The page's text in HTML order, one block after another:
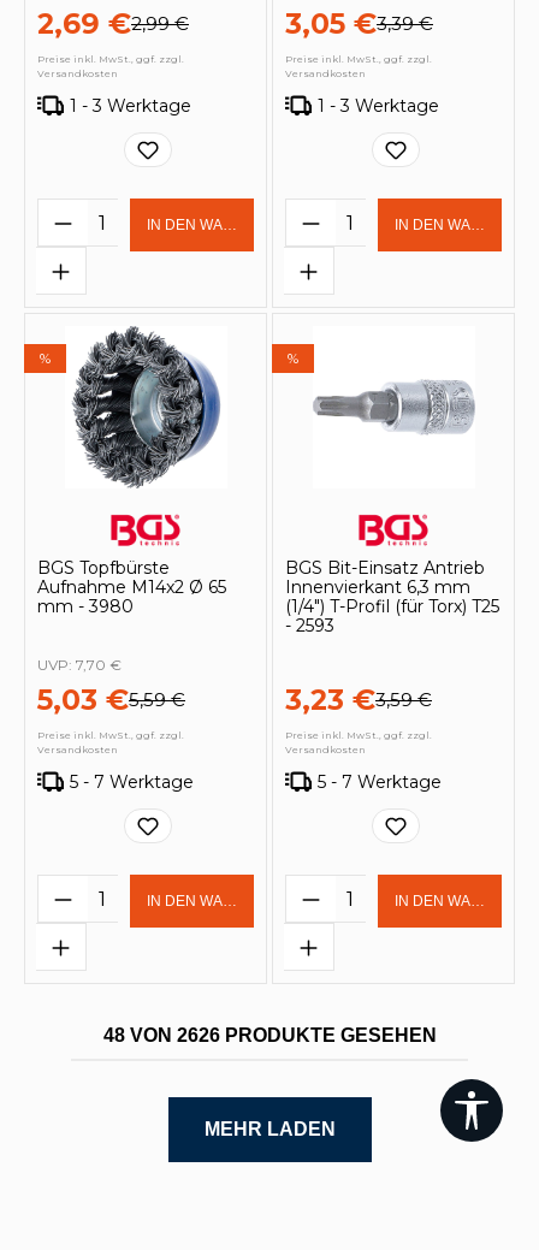
2,69 €2,99 €
Preise inkl. MwSt., ggf. zzgl.
Versandkosten
1 - 3 Werktage
Produkt Anzahl: Gib den
IN DEN WARENKORB
3,05 €3,39 €
Preise inkl. MwSt., ggf. zzgl.
Versandkosten
1 - 3 Werktage
Produkt Anzahl:
IN DEN
%
BGS Topfbürste
Aufnahme M14x2 Ø 65
mm - 3980
5,03 €5,59 €
UVP: 7,70 €
Preise inkl. MwSt., ggf. zzgl.
Versandkosten
5 - 7 Werktage
Produkt Anzahl: Gib den
IN DEN WARENKORB
%
BGS Bit-Einsatz Antrieb
Innenvierkant 6,3 mm
(1/4") T-Profil (für Torx) T25
- 2593
3,23 €3,59 €
Preise inkl. MwSt., ggf. zzgl.
Versandkosten
5 - 7 Werktage
Produkt Anzahl:
IN DEN
48 VON 2626 PRODUKTE GESEHEN
MEHR LADEN